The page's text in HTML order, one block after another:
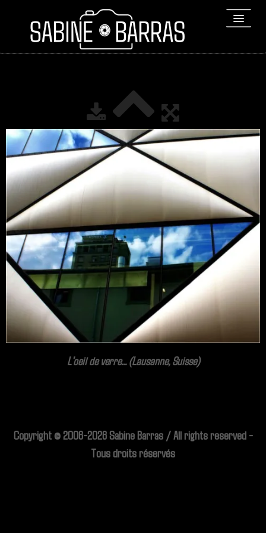
REPORTAGES▼
Bio▼
Expositions
Contact / Tirages
Liens
L'oeil de verre... (Lausanne, Suisse)
Copyright © 2006-2026 Sabine Barras / All rights reserved -
Tous droits réservés